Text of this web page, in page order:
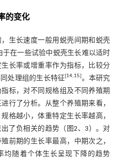
的变化
生长速度一般用蜕壳间期和蜕壳
于在一些试验中蜕壳生长难以适时
长率或增重率作为指标，比较分
处理组的生长特征[14,15]。本研究
标，对不同规格组及不同养殖期
行了分析。从整个养殖期来看，
格越小，体重特定生长率越高，
了负相关的趋势（图2、 3）。对
前期的生长率最高，中期次之，
均随着个体生长呈现下降的趋势